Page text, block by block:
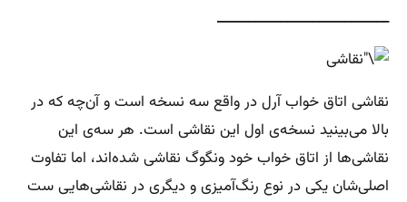
___________________________
نقاشی اتاق خواب آرل در واقع سه نسخه است و آن‌چه که در
بالا می‌بینید نسخه‌ی اول این نقاشی است. هر سه‌ی این
نقاشی‌ها از اتاق خواب خود ونگوگ نقاشی شده‌اند، اما تفاوت
اصلی‌شان یکی در نوع رنگ‌آمیزی و دیگری در نقاشی‌هایی ست